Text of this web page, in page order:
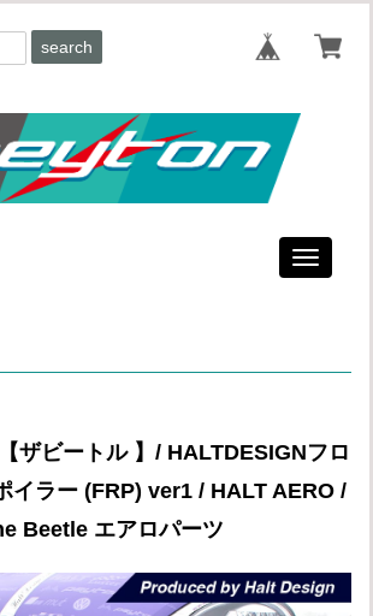
search
Toggle
ザビートル 】/ HALTDESIGNフロ
イラー (FRP) ver1 / HALT AERO /
Beetle エアロパーツ